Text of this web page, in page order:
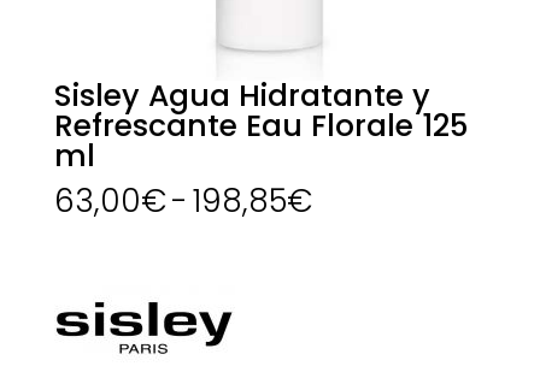
Sisley Agua Hidratante y
Refrescante Eau Florale 125
ml
63,00€-198,85€Rango